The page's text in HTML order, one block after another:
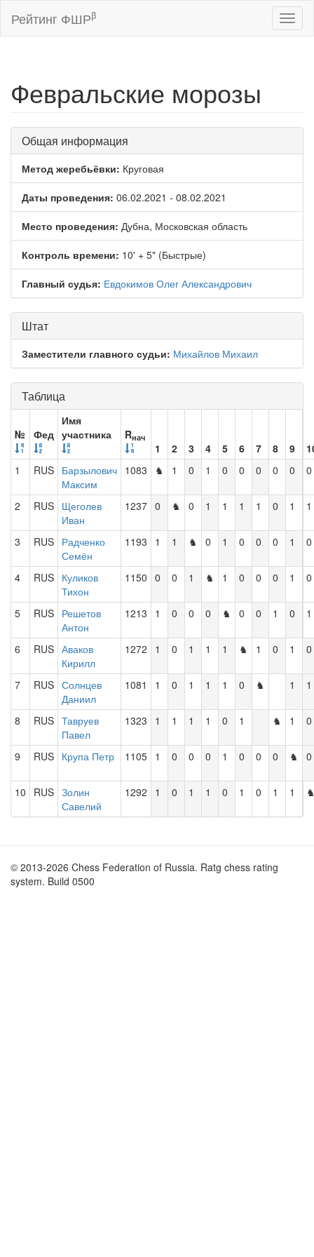
Рейтинг ФШРβ
Февральские морозы
Общая информация
Метод жеребьёвки: Круговая
Даты проведения: 06.02.2021 - 08.02.2021
Место проведения: Дубна, Московская область
Контроль времени: 10' + 5" (Быстрые)
Главный судья: Евдокимов Олег Александрович
Штат
Заместители главного судьи: Михайлов Михаил
Таблица
№ Фед
Имя
участника
Rнач
1 2 3 4 5 6 7 8 9
1
RUS Барзылович
Максим
1083 ♞ 1 0 1 0 0 0 0 0 0
2 RUS Щеголев
Иван
1237 0 ♞ 0 1 1 1 1 0 1 1
3 RUS Радченко
Семён
1193 1 1 ♞ 0 1 0 0 0 1 0
4 RUS Куликов
Тихон
1150 0 0 1 ♞ 1 0 0 0 1 0
5 RUS Решетов
Антон
1213 1 0 0 0 ♞ 0 0 1 0 1
6 RUS Аваков
Кирилл
1272 1 0 1 1 1 ♞ 1 0 1 0
7 RUS Солнцев
Даниил
1081 1 0 1 1 1 0 ♞ 1 1
8 RUS Тавруев
Павел
1323 1 1 1 1 0 1 ♞ 1 0
9 RUS Крупа Петр 1105 1 0 0 0 1 0 0 0 ♞ 0
10 RUS Золин
Савелий
1292 1 0 1 1 0 1 0 1 1
© 2013-2026 Chess Federation of Russia. Ratg chess rating
system. Build 0500